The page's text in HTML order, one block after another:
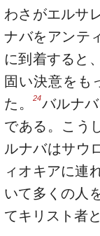
わさがエルサ
ナバをアンテ
に到着すると
固い決意をも
た。24バルナ
である。こう
ルナバはサウ
ィオキアに連
いて多くの人
てキリスト者